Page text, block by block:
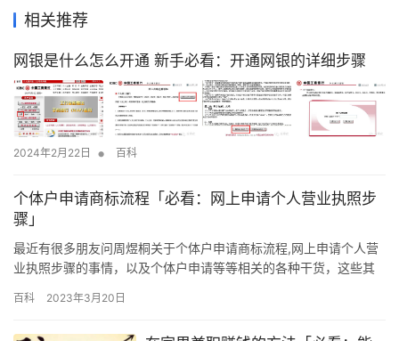
相关推荐
网银是什么怎么开通 新手必看：开通网银的详细步骤
2024年2月22日 • 百科
个体户申请商标流程「必看：网上申请个人营业执照步
骤」
最近有很多朋友问周煜桐关于个体户申请商标流程,网上申请个人营
业执照步骤的事情，以及个体户申请等等相关的各种干货，这些其
已！ 根据《增值税一般纳税人资格认定管理办法》(国家税务总局令
百科 2023年3月20日